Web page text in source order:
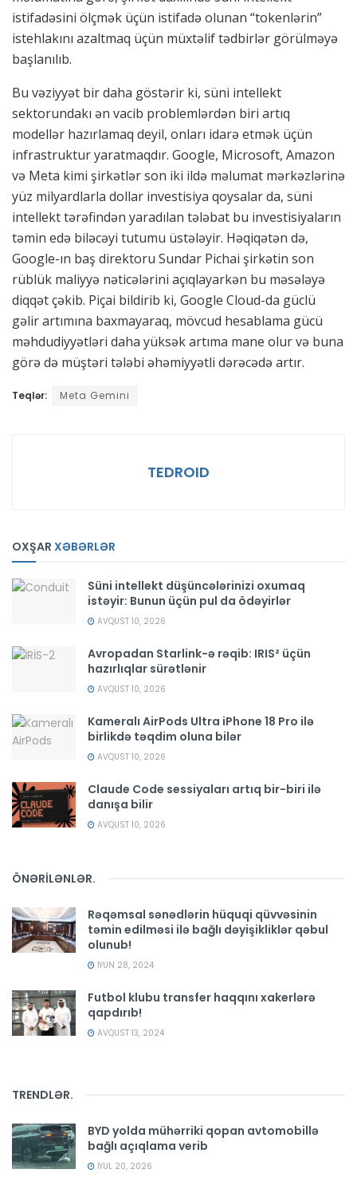
istifadəsini ölçmək üçün istifadə olunan “tokenlərin”
istehlakını azaltmaq üçün müxtəlif tədbirlər görülməyə
başlanılıb.
Bu vəziyyət bir daha göstərir ki, süni intellekt
sektorundakı ən vacib problemlərdən biri artıq
modellər hazırlamaq deyil, onları idarə etmək üçün
infrastruktur yaratmaqdır. Google, Microsoft, Amazon
və Meta kimi şirkətlər son iki ildə məlumat mərkəzlərinə
yüz milyardlarla dollar investisiya qoysalar da, süni
intellekt tərəfindən yaradılan tələbat bu investisiyaların
təmin edə biləcəyi tutumu üstələyir. Həqiqətən də,
Google-ın baş direktoru Sundar Pichai şirkətin son
rüblük maliyyə nəticələrini açıqlayarkən bu məsələyə
diqqət çəkib. Piçai bildirib ki, Google Cloud-da güclü
gəlir artımına baxmayaraq, mövcud hesablama gücü
məhdudiyyətləri daha yüksək artıma mane olur və buna
görə də müştəri tələbi əhəmiyyətli dərəcədə artır.
Teqlər: Meta Gemini
TEDROID
OXŞAR XƏBƏRLƏR
Süni intellekt düşüncələrinizi oxumaq
istəyir: Bunun üçün pul da ödəyirlər
AVQUST 10, 2026
Avropadan Starlink-ə rəqib: IRIS² üçün
hazırlıqlar sürətlənir
AVQUST 10, 2026
Kameralı AirPods Ultra iPhone 18 Pro ilə
birlikdə təqdim oluna bilər
AVQUST 10, 2026
Claude Code sessiyaları artıq bir-biri ilə
danışa bilir
AVQUST 10, 2026
ÖNƏRİLƏNLƏR.
Rəqəmsal sənədlərin hüquqi qüvvəsinin
təmin edilməsi ilə bağlı dəyişikliklər qəbul
olunub!
İYUN 28, 2024
Futbol klubu transfer haqqını xakerlərə
qapdırıb!
AVQUST 13, 2024
TRENDLƏR.
BYD yolda mühərriki qopan avtomobillə
bağlı açıqlama verib
İYUL 20, 2026